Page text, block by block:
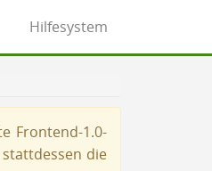
Hilfesystem
Frontend-1.0-
die